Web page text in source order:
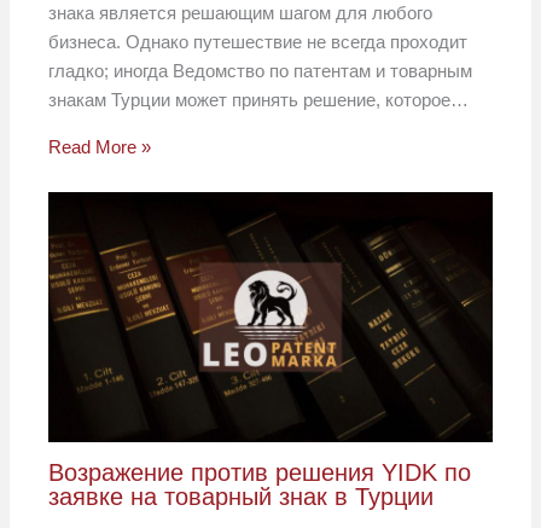
знака является решающим шагом для любого
бизнеса. Однако путешествие не всегда проходит
гладко; иногда Ведомство по патентам и товарным
знакам Турции может принять решение, которое…
Read More »
Возражение против решения YIDK по
заявке на товарный знак в Турции